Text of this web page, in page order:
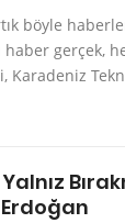
böyle
gerçek,
Karadeniz